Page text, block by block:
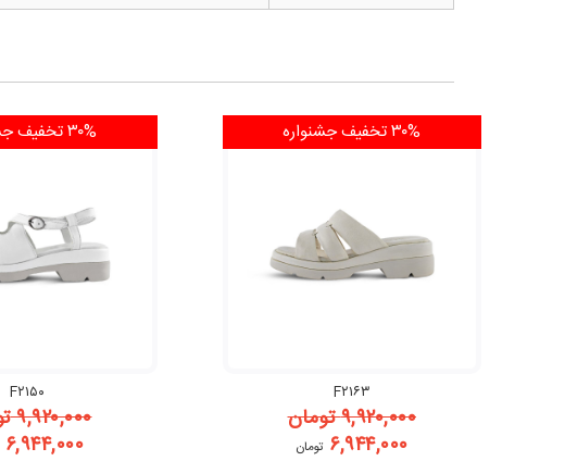
F۲۱۶۳
۹,۹۲۰,۰۰۰تومان
۶,۹۴۴,۰۰۰ تومان
۳۰% تخفیف جشنواره
F۲۱۵۰
۹,۹۲۰,۰۰۰
۶,۹۴۴,۰۰۰
۳۰% تخفیف